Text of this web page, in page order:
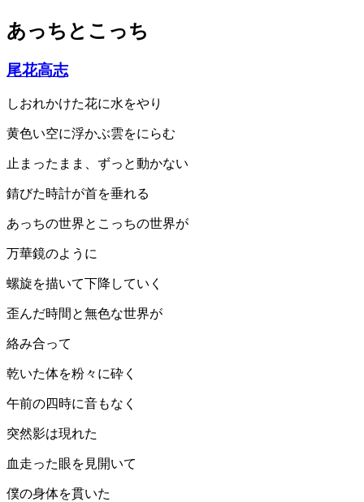
あっちとこっち
尾花高志
しおれかけた花に水をやり
黄色い空に浮かぶ雲をにらむ
止まったまま、ずっと動かない
錆びた時計が首を垂れる
あっちの世界とこっちの世界が
万華鏡のように
螺旋を描いて下降していく
歪んだ時間と無色な世界が
絡み合って
乾いた体を粉々に砕く
午前の四時に音もなく
突然影は現れた
血走った眼を見開いて
僕の身体を貫いた